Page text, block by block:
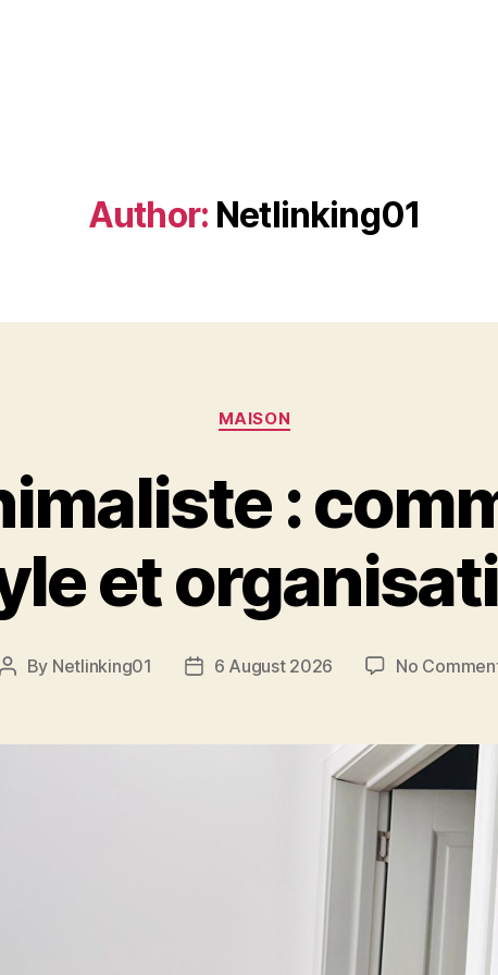
Author: Netlinking01
Categories
MAISON
:
et
Post
By Netlinking01
Post6 August 2026 No